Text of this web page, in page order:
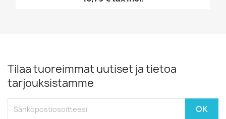
Tilaa tuoreimmat uutiset ja tietoa
tarjouksistamme